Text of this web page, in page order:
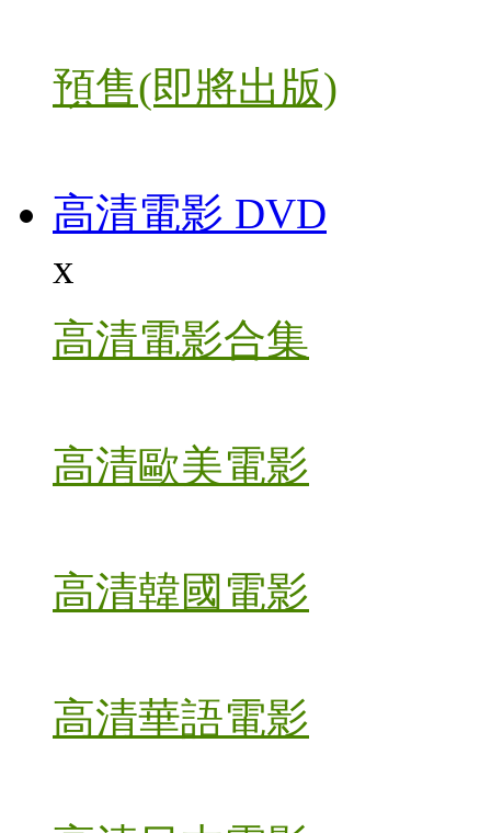
預售(即將出版)
高清電影 DVD
x
高清電影合集
高清歐美電影
高清韓國電影
高清華語電影